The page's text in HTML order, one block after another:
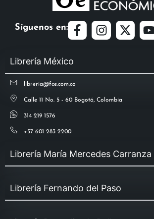
Síguenos en:
Librería México
libreria@fce.com.co
Calle 11 No. 5 - 60 Bogotá, Colombia
314 219 1576
+57 601 283 2200
Librería María Mercedes Carranza
Librería Fernando del Paso